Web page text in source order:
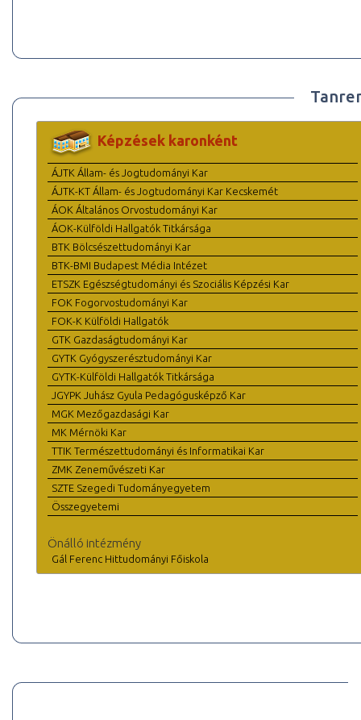
Képzések karonként
ÁJTK Állam- és Jogtudományi Kar
ÁJTK-KT Állam- és Jogtudományi Kar Kecskemét
ÁOK Általános Orvostudományi Kar
ÁOK-Külföldi Hallgatók Titkársága
BTK Bölcsészettudományi Kar
BTK-BMI Budapest Média Intézet
ETSZK Egészségtudományi és Szociális Képzési Kar
FOK Fogorvostudományi Kar
FOK-K Külföldi Hallgatók
GTK Gazdaságtudományi Kar
GYTK Gyógyszerésztudományi Kar
GYTK-Külföldi Hallgatók Titkársága
JGYPK Juhász Gyula Pedagógusképző Kar
MGK Mezőgazdasági Kar
MK Mérnöki Kar
TTIK Természettudományi és Informatikai Kar
ZMK Zeneművészeti Kar
SZTE Szegedi Tudományegyetem
Összegyetemi
Önálló intézmény
Gál Ferenc Hittudományi Főiskola